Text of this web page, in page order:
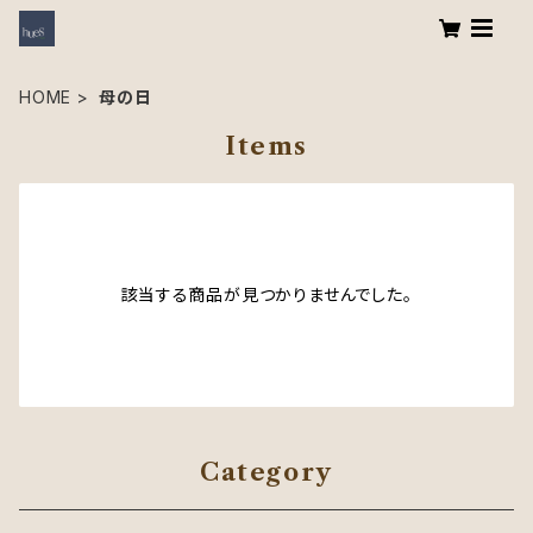
HOME 母の日
Items
該当する商品が見つかりませんでした。
Category